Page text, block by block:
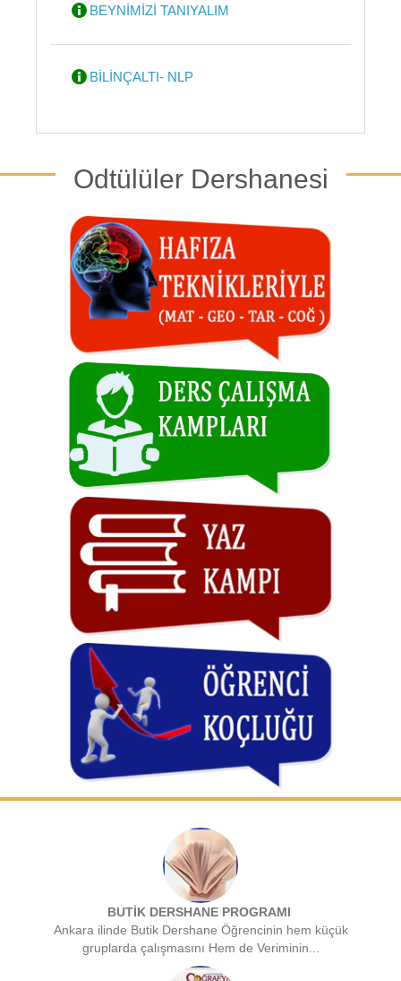
BEYNİMİZİ TANIYALIM
BİLİNÇALTI- NLP
Odtülüler Dershanesi
BUTİK DERSHANE PROGRAMI
Ankara ilinde Butik Dershane Öğrencinin hem küçük
gruplarda çalışmasını Hem de Veriminin...